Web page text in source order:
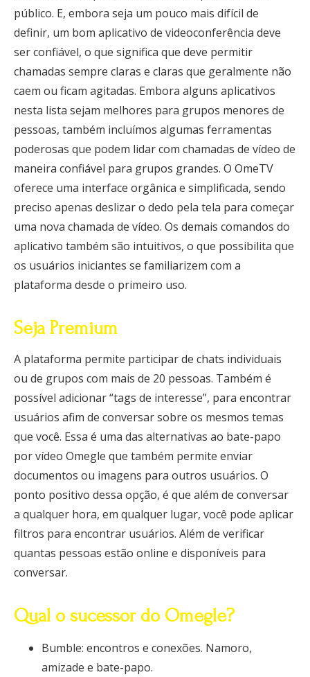
público. E, embora seja um pouco mais difícil de
definir, um bom aplicativo de videoconferência deve
ser confiável, o que significa que deve permitir
chamadas sempre claras e claras que geralmente não
caem ou ficam agitadas. Embora alguns aplicativos
nesta lista sejam melhores para grupos menores de
pessoas, também incluímos algumas ferramentas
poderosas que podem lidar com chamadas de vídeo de
maneira confiável para grupos grandes. O OmeTV
oferece uma interface orgânica e simplificada, sendo
preciso apenas deslizar o dedo pela tela para começar
uma nova chamada de vídeo. Os demais comandos do
aplicativo também são intuitivos, o que possibilita que
os usuários iniciantes se familiarizem com a
plataforma desde o primeiro uso.
Seja Premium
A plataforma permite participar de chats individuais
ou de grupos com mais de 20 pessoas. Também é
possível adicionar “tags de interesse”, para encontrar
usuários afim de conversar sobre os mesmos temas
que você. Essa é uma das alternativas ao bate-papo
por vídeo Omegle que também permite enviar
documentos ou imagens para outros usuários. O
ponto positivo dessa opção, é que além de conversar
a qualquer hora, em qualquer lugar, você pode aplicar
filtros para encontrar usuários. Além de verificar
quantas pessoas estão online e disponíveis para
conversar.
Qual o sucessor do Omegle?
Bumble: encontros e conexões. Namoro,
amizade e bate-papo.